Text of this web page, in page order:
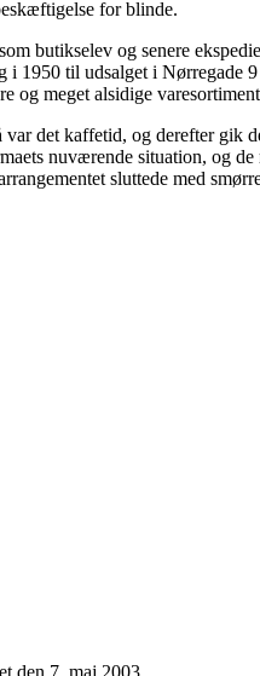
for blinde.
butikselev og senere
1950 til udsalget i
og meget alsidige
det kaffetid, og derefter gik
nuværende situation, og
sluttede med
den 7. maj 2003.